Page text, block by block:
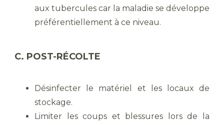
aux tubercules car la maladie se développe
préférentiellement à ce niveau.
C. POST-RÉCOLTE
Désinfecter le matériel et les locaux de
stockage.
Limiter les coups et blessures lors de la